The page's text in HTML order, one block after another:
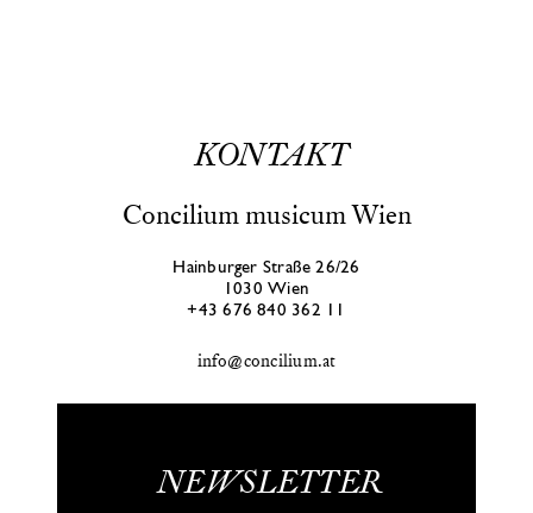
Contact
KONTAKT
Concilium musicum Wien
Hainburger Straße 26/26
1030 Wien
+43 676 840 362 11
info@concilium.at
NEWSLETTER